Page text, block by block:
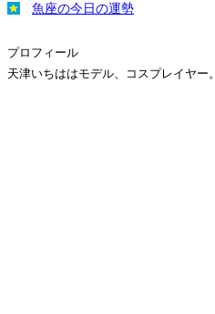
魚座の今日の運勢
プロフィール
天津いちははモデル、コスプレイヤー。